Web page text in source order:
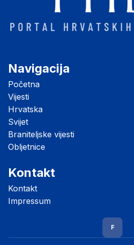
Navigacija
Početna
Vijesti
Hrvatska
Svijet
Braniteljske vijesti
Obljetnice
Kontakt
Kontakt
Impressum
F